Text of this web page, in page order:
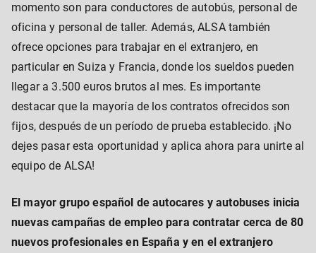
momento son para conductores de autobús, personal de
oficina y personal de taller. Además, ALSA también
ofrece opciones para trabajar en el extranjero, en
particular en Suiza y Francia, donde los sueldos pueden
llegar a 3.500 euros brutos al mes. Es importante
destacar que la mayoría de los contratos ofrecidos son
fijos, después de un período de prueba establecido. ¡No
dejes pasar esta oportunidad y aplica ahora para unirte al
equipo de ALSA!
El mayor grupo español de autocares y autobuses inicia
nuevas campañas de empleo para contratar cerca de 80
nuevos profesionales en España y en el extranjero